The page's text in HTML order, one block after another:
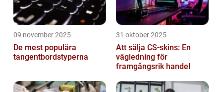
09 november 2025
De mest populära
tangentbordstyperna
31 oktober 2025
Att sälja CS-skins: En
vägledning för
framgångsrik handel